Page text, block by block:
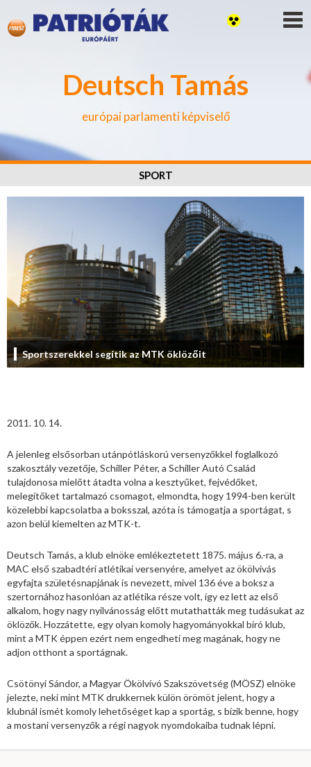
Deutsch Tamás
európai parlamenti képviselő
SPORT
Sportszerekkel segítik az MTK öklözőit
2011. 10. 14.
A jelenleg elsősorban utánpótláskorú versenyzőkkel foglalkozó
szakosztály vezetője, Schiller Péter, a Schiller Autó Család
tulajdonosa mielőtt átadta volna a kesztyűket, fejvédőket,
melegítőket tartalmazó csomagot, elmondta, hogy 1994-ben került
közelebbi kapcsolatba a boksszal, azóta is támogatja a sportágat, s
azon belül kiemelten az MTK-t.
Deutsch Tamás, a klub elnöke emlékeztetett 1875. május 6.-ra, a
MAC első szabadtéri atlétikai versenyére, amelyet az ökölvívás
egyfajta születésnapjának is nevezett, mivel 136 éve a boksz a
szertornához hasonlóan az atlétika része volt, így ez lett az első
alkalom, hogy nagy nyilvánosság előtt mutathatták meg tudásukat az
öklözők. Hozzátette, egy olyan komoly hagyományokkal bíró klub,
mint a MTK éppen ezért nem engedheti meg magának, hogy ne
adjon otthont a sportágnak.
Csötönyi Sándor, a Magyar Ökölvívó Szakszövetség (MÖSZ) elnöke
jelezte, neki mint MTK drukkernek külön örömöt jelent, hogy a
klubnál ismét komoly lehetőséget kap a sportág, s bízik benne, hogy
a mostani versenyzők a régi nagyok nyomdokaiba tudnak lépni.